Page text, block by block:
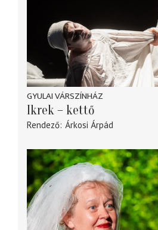
GYULAI VÁRSZÍNHÁZ
Ikrek – kettő
Rendező Árkosi Árpád